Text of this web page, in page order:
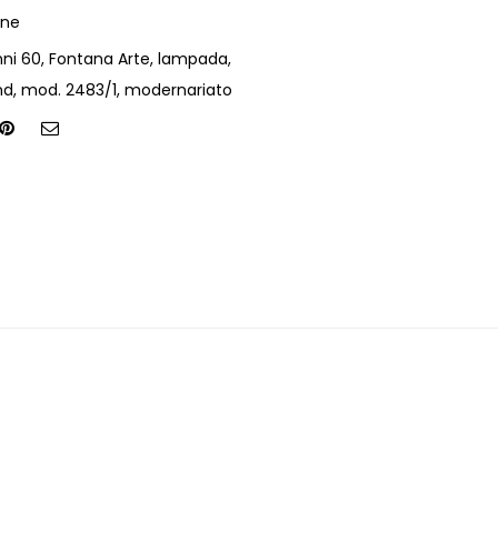
60, Fontana Arte, lampada,
, mod. 2483/1, modernariato